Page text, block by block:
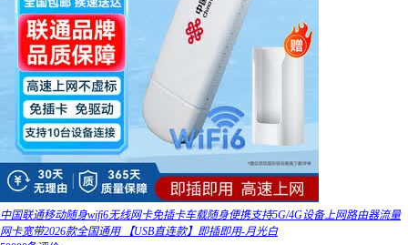
中国联通移动随身wifi6无线网卡免插卡车载随身便携支持5G/4G设备上网路由器流量
网卡宽带2026款全国通用 【USB直连款】即插即用-月光白